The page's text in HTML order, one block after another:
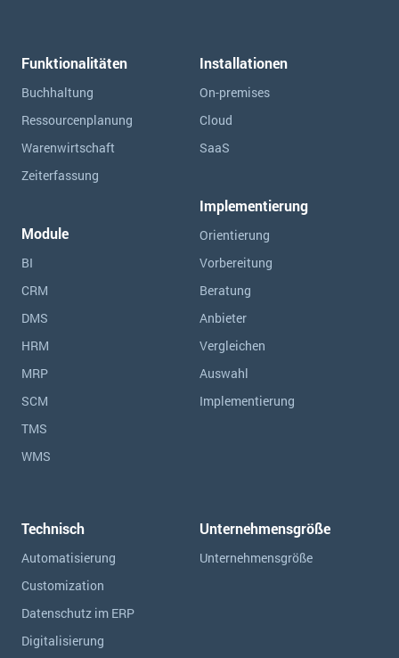
Funktionalitäten
Buchhaltung
Ressourcen­planung
Warenwirtschaft
Zeiterfassung
Module
BI
CRM
DMS
HRM
MRP
SCM
TMS
WMS
Installationen
On-premises
Cloud
SaaS
Implementierung
Orientierung
Vorbereitung
Beratung
Anbieter
Vergleichen
Auswahl
Implementierung
Technisch
Automatisierung
Customization
Datenschutz im ERP
Digitalisierung
Unternehmensgröße
Unternehmensgröße